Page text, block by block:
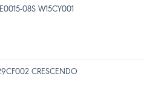
08S W15CY001
CRESCENDO